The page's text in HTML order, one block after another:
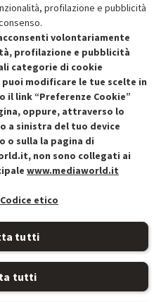
Recedere dal contratto qui
profilazione e pubblicità
volontariamente
profilazione e pubblicità
categorie di cookie
puoi modificare le tue scelte in
link “Preferenze Cookie”
oppure, attraverso lo
a sinistra del tuo device
o sulla la pagina di
non sono collegati ai
www.mediaworld.it
Codice etico
tutti
tutti